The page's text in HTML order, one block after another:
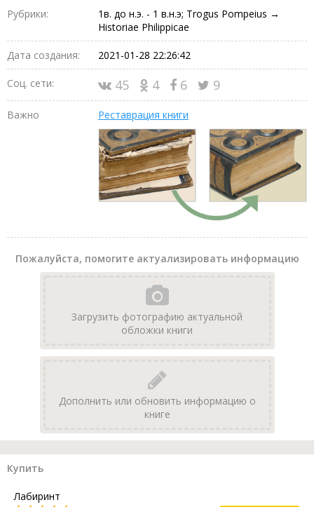
Рубрики:
1в. до н.э. - 1 в.н.э; Trogus Pompeius →
Historiae Philippicae
Дата создания: 2021-01-28 22:26:42
Соц. сети: 45 4 6 9
Важно Реставрация книги
Пожалуйста, помогите актуализировать информацию
Загрузить фотографию актуальной
обложки книги
Дополнить или обновить информацию о
книге
Купить
Лабиринт